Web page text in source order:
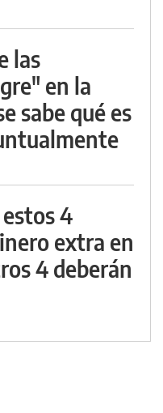
las
en la
sabe qué es
4
extra en
4 deberán